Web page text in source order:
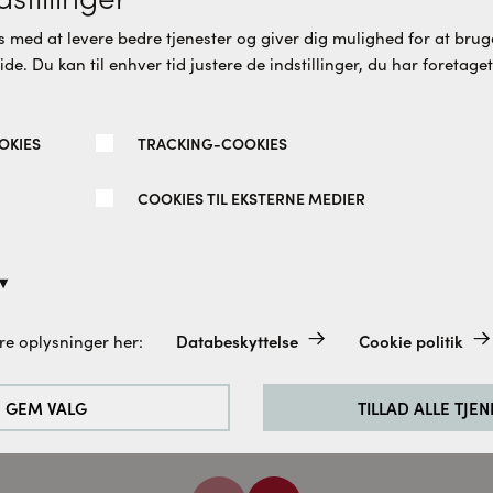
med at levere bedre tjenester og giver dig mulighed for at
Du kan til enhver tid justere de indstillinger, du har
TRACKING-COOKIES
COOKIES TIL EKSTERNE MEDIER
aktiveret, da de er absolut nødvendige for de
vores hjemmeside analyserer vi de besøgendes adfærd.
til Google Analytics (delvist via Google Tag Manager).
oplysninger her: Databeskyttelse Cookie politik
GEM VALG TILLAD ALLE
varianter
hjørneløsning isglas
Flere varianter
Cassøe